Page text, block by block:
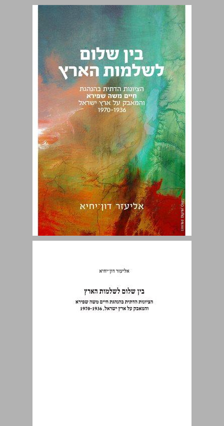
בין שלום לשלמות הארץ ... 0